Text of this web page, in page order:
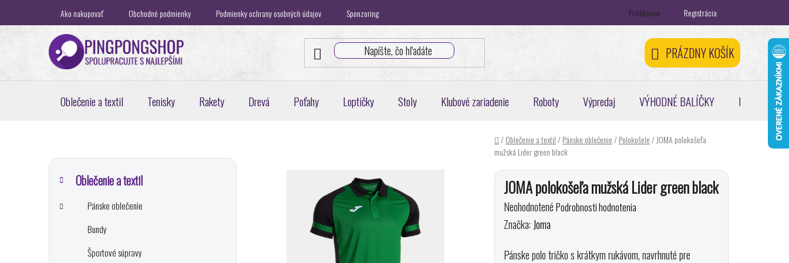
obsah
Ako nakupovať Obchodné podmienky Podmienky ochrany osobných údajov Sponzoring Registračná zľava 5 % Odstúpenie od zmluvy
Prihlásenie Registrácia
NÁKUPNÝ
KOŠÍK
PRÁZDNY KOŠÍK
Oblečenie a textil Tenisky Rakety Drevá Poťahy Loptičky Stoly Klubové zariadenie Roboty Výpredaj VÝHODNÉ BALÍČKY Pickleball,
Domov
/Oblečenie a textil/Pánske oblečenie/Polokošele/JOMA polokošeľa
mužská Lider green black
B
Preskočiť
kategórie
K
Oblečenie a textil
Pánske oblečenie
Bundy
Športové súpravy
JOMA polokošeľa mužská Lider green black
Priemerné
hodnotenie
je
Neohodnotené Podrobnosti hodnotenia
Značka: Joma
Pánske polo tričko s krátkym rukávom, navrhnuté pre